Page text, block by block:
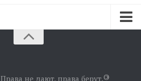
Права не дают, права берут.©